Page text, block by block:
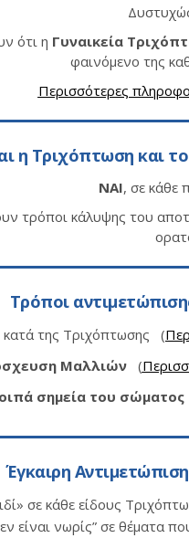
ότι η Γυναικεία
φαινόμενο της
Περισσότερες
η Τριχόπτωση και
ΝΑΙ, σε κάθε
τρόποι κάλυψης του
Τρόποι
κατά της Τριχόπτωσης (
Μαλλιών (
σημεία του σώματος
Έγκαιρη
σε κάθε είδους
είναι νωρίς” σε θέματα